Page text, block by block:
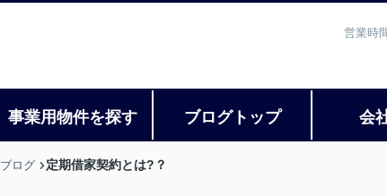
営業時
事業用物件を探す ブログトップ 会
ブログ 定期借家契約とは?？